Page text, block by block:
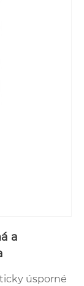
a
úsporné